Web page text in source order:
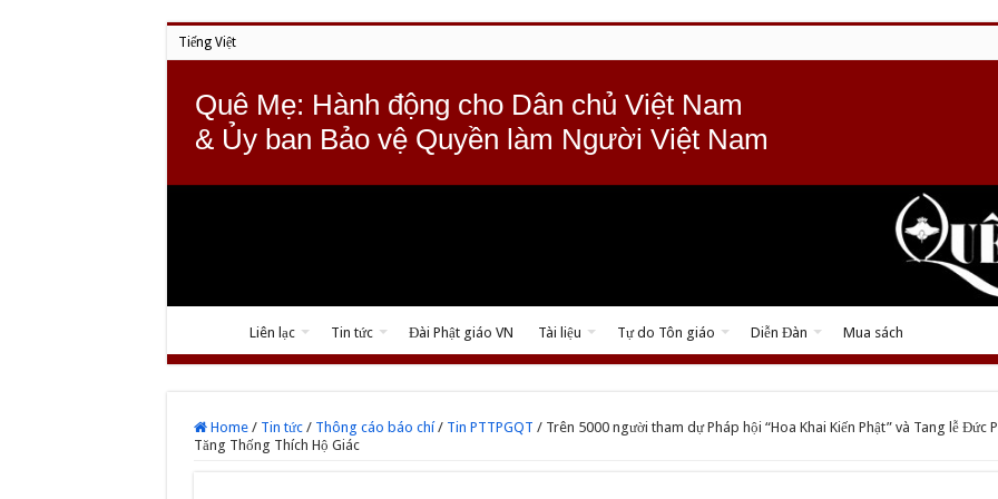
Tiếng Việt
Quê Mẹ: Hành động cho Dân chủ Việt Nam
& Ủy ban Bảo vệ Quyền làm Người Việt Nam
Liên lạc Tin tức Đài Phật giáo VN Tài liệu Tự do Tôn giáo Diễn Đàn Mua sách
Home / Tin tức / Thông cáo báo chí / Tin PTTPGQT / Trên 5000 người tham dự Pháp hội “Hoa Khai Kiến Phật” và Tang lễ Đức
Tăng Thống Thích Hộ Giác